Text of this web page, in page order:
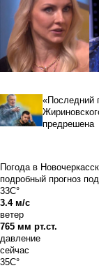
«Последний
предрешена
Погода в
подробный прогноз
33C°
3.4 м/с
ветер
765 мм рт.ст.
давление
сейчас
35C°